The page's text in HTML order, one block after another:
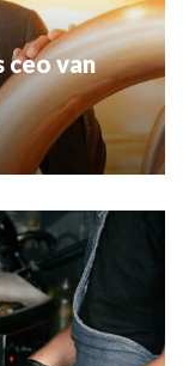
ceo van